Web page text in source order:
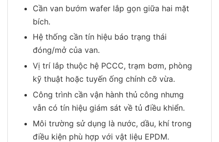
Cần van bướm wafer lắp gọn giữa hai mặt
bích.
Hệ thống cần tín hiệu báo trạng thái
đóng/mở của van.
Vị trí lắp thuộc hệ PCCC, trạm bơm, phòng
kỹ thuật hoặc tuyến ống chính cỡ vừa.
Công trình cần vận hành thủ công nhưng
vẫn có tín hiệu giám sát về tủ điều khiển.
Môi trường sử dụng là nước, dầu, khí trong
điều kiện phù hợp với vật liệu EPDM.